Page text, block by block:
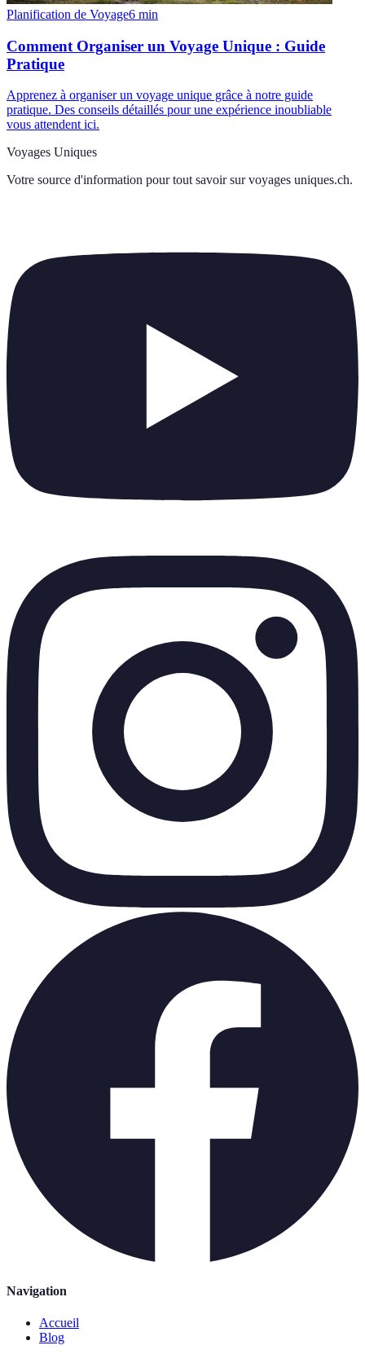
Planification de Voyage6 min
Comment Organiser un Voyage Unique : Guide
Pratique
Apprenez à organiser un voyage unique grâce à notre guide
pratique. Des conseils détaillés pour une expérience inoubliable
vous attendent ici.
Voyages Uniques
Votre source d'information pour tout savoir sur voyages uniques.ch.
Navigation
Accueil
Blog